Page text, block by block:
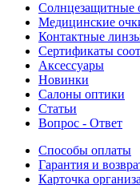
Солнцезащитные
Медицинские
Контактные
Сертификаты
Аксессуары
Новинки
Салоны оптики
Статьи
Вопрос - Ответ
Способы оплаты
Гарантия и
Карточка